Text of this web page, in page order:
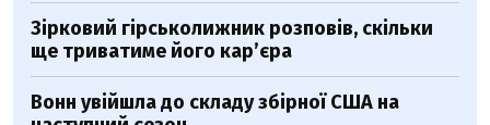
Зірковий гірськолижник розповів, скільки
ще триватиме його кар’єра
Вонн увійшла до складу збірної США на